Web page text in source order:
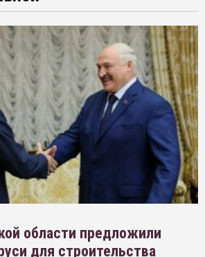
области предложили
для строительства